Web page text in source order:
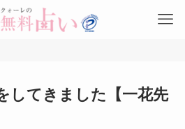
してきました【一花先